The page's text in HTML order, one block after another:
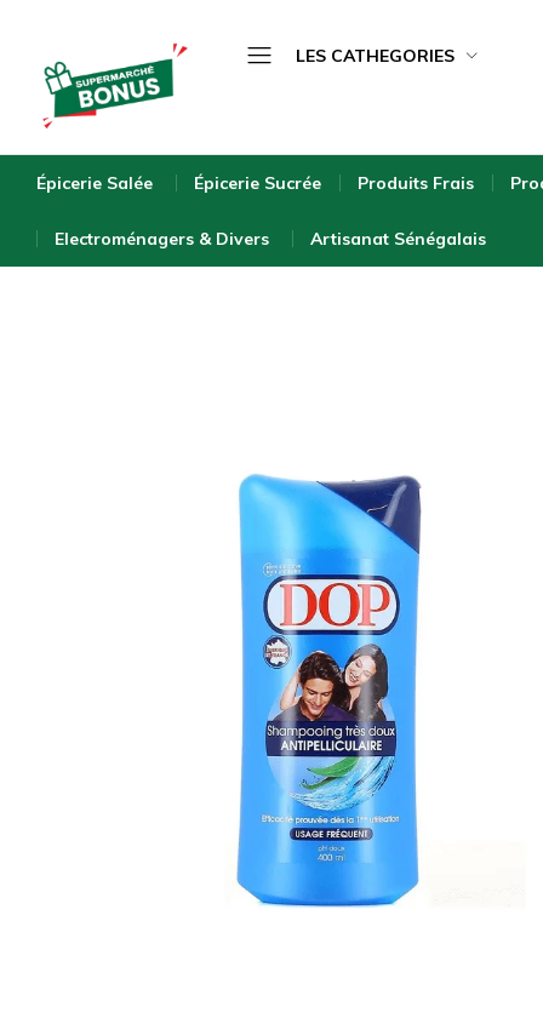
supermarche.com
LES CATHEGORIES
Épicerie Sucrée
Produits Frais
Produits Surgelés
Bio & Écologique
Electroménagers & Divers
Artisan sénégalais
Épicerie Salée Épicerie Sucrée Produits Frais
Electroménagers & Divers Artisanat Sénégalais